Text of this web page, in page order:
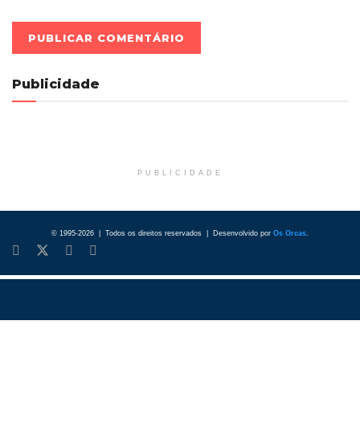
Publicidade
PUBLICIDADE
© 1995-2026 | Todos os direitos reservados | Desenvolvido por Os Orcas